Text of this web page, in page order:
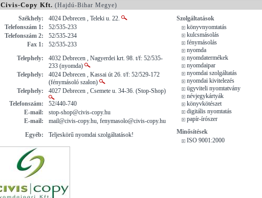
Civis-Copy Kft. (Hajdú-Bihar Megye)
Székhely:
4024 Debrecen , Teleki u. 22.
Telefonszám 1:
52/535-233
Telefonszám 2:
52/535-234
Fax 1:
52/535-233
Telephely:
4032 Debrecen , Nagyerdei krt. 98. t/f: 52/535-
233 (nyomda)
Telephely:
4024 Debrecen , Kassai út 26. t/f: 52/529-172
(fénymásoló szalon)
Telephely:
4027 Debrecen , Csemete u. 34-36. (Stop-Shop)
Telefonszám:
52/440-740
E-mail:
stop-shop@civis-copy.hu
E-mail:
mail@civis-copy.hu, fenymasolo@civis-copy.hu
Egyéb:
Teljeskörű nyomdai szolgáltatások!
Szolgáltatások
könyvnyomtatás
kulcsmásolás
fénymásolás
nyomda
nyomdatermékek
nyomdaipar
nyomdai szolgáltatás
nyomdai kivitelezés
ügyviteli nyomtatvány
névjegykártyák
könyvkötészet
digitális nyomtatás
papír-írószer
Minősítések
ISO 9001:2000